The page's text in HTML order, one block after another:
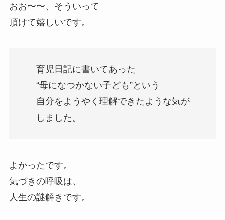
おお〜〜、そういって
頂けて嬉しいです。
育児日記に書いてあった
“母になつかない子ども”という
自分をようやく理解できたような気が
しました。
よかったです。
気づきの呼吸は、
人生の謎解きです。